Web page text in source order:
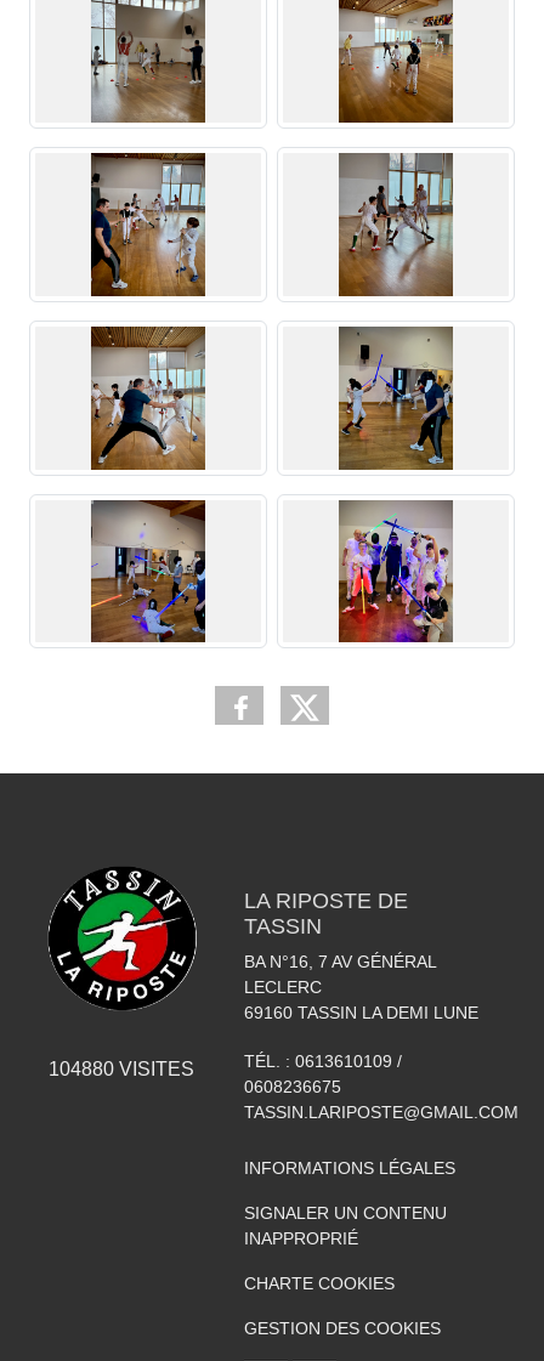
104880 VISITES
LA RIPOSTE DE
TASSIN
BA N°16, 7 AV GÉNÉRAL
LECLERC
69160 TASSIN LA DEMI LUNE
TÉL. : 0613610109 /
0608236675
TASSIN.LARIPOSTE@GMAIL.COM
INFORMATIONS LÉGALES
SIGNALER UN CONTENU
INAPPROPRIÉ
CHARTE COOKIES
GESTION DES COOKIES